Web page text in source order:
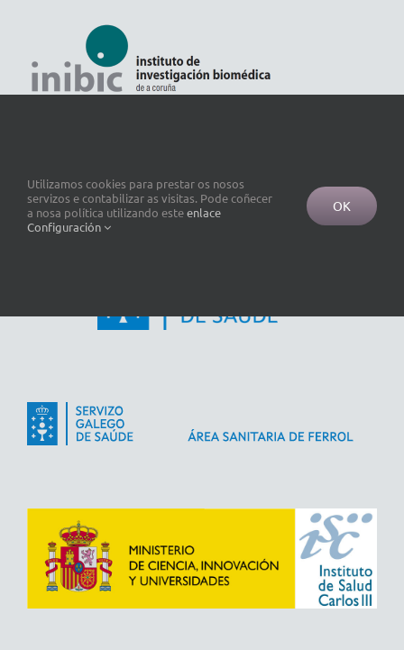
Utilizamos cookies para prestar os nosos
servizos e contabilizar as visitas. Pode coñecer
a nosa política utilizando esteenlace
Configuración
OK